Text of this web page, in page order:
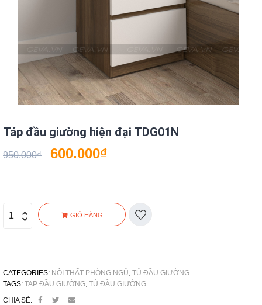
Táp đầu giường hiện đại TDG01N
950.000₫ 600.000₫
GIỎ HÀNG
CATEGORIES: NỘI THẤT PHÒNG NGỦ TỦ ĐẦU GIƯỜNG
TAGS: TAP ĐẦU GIƯỜNG TỦ ĐẦU GIƯỜNG
CHIA SẺ: